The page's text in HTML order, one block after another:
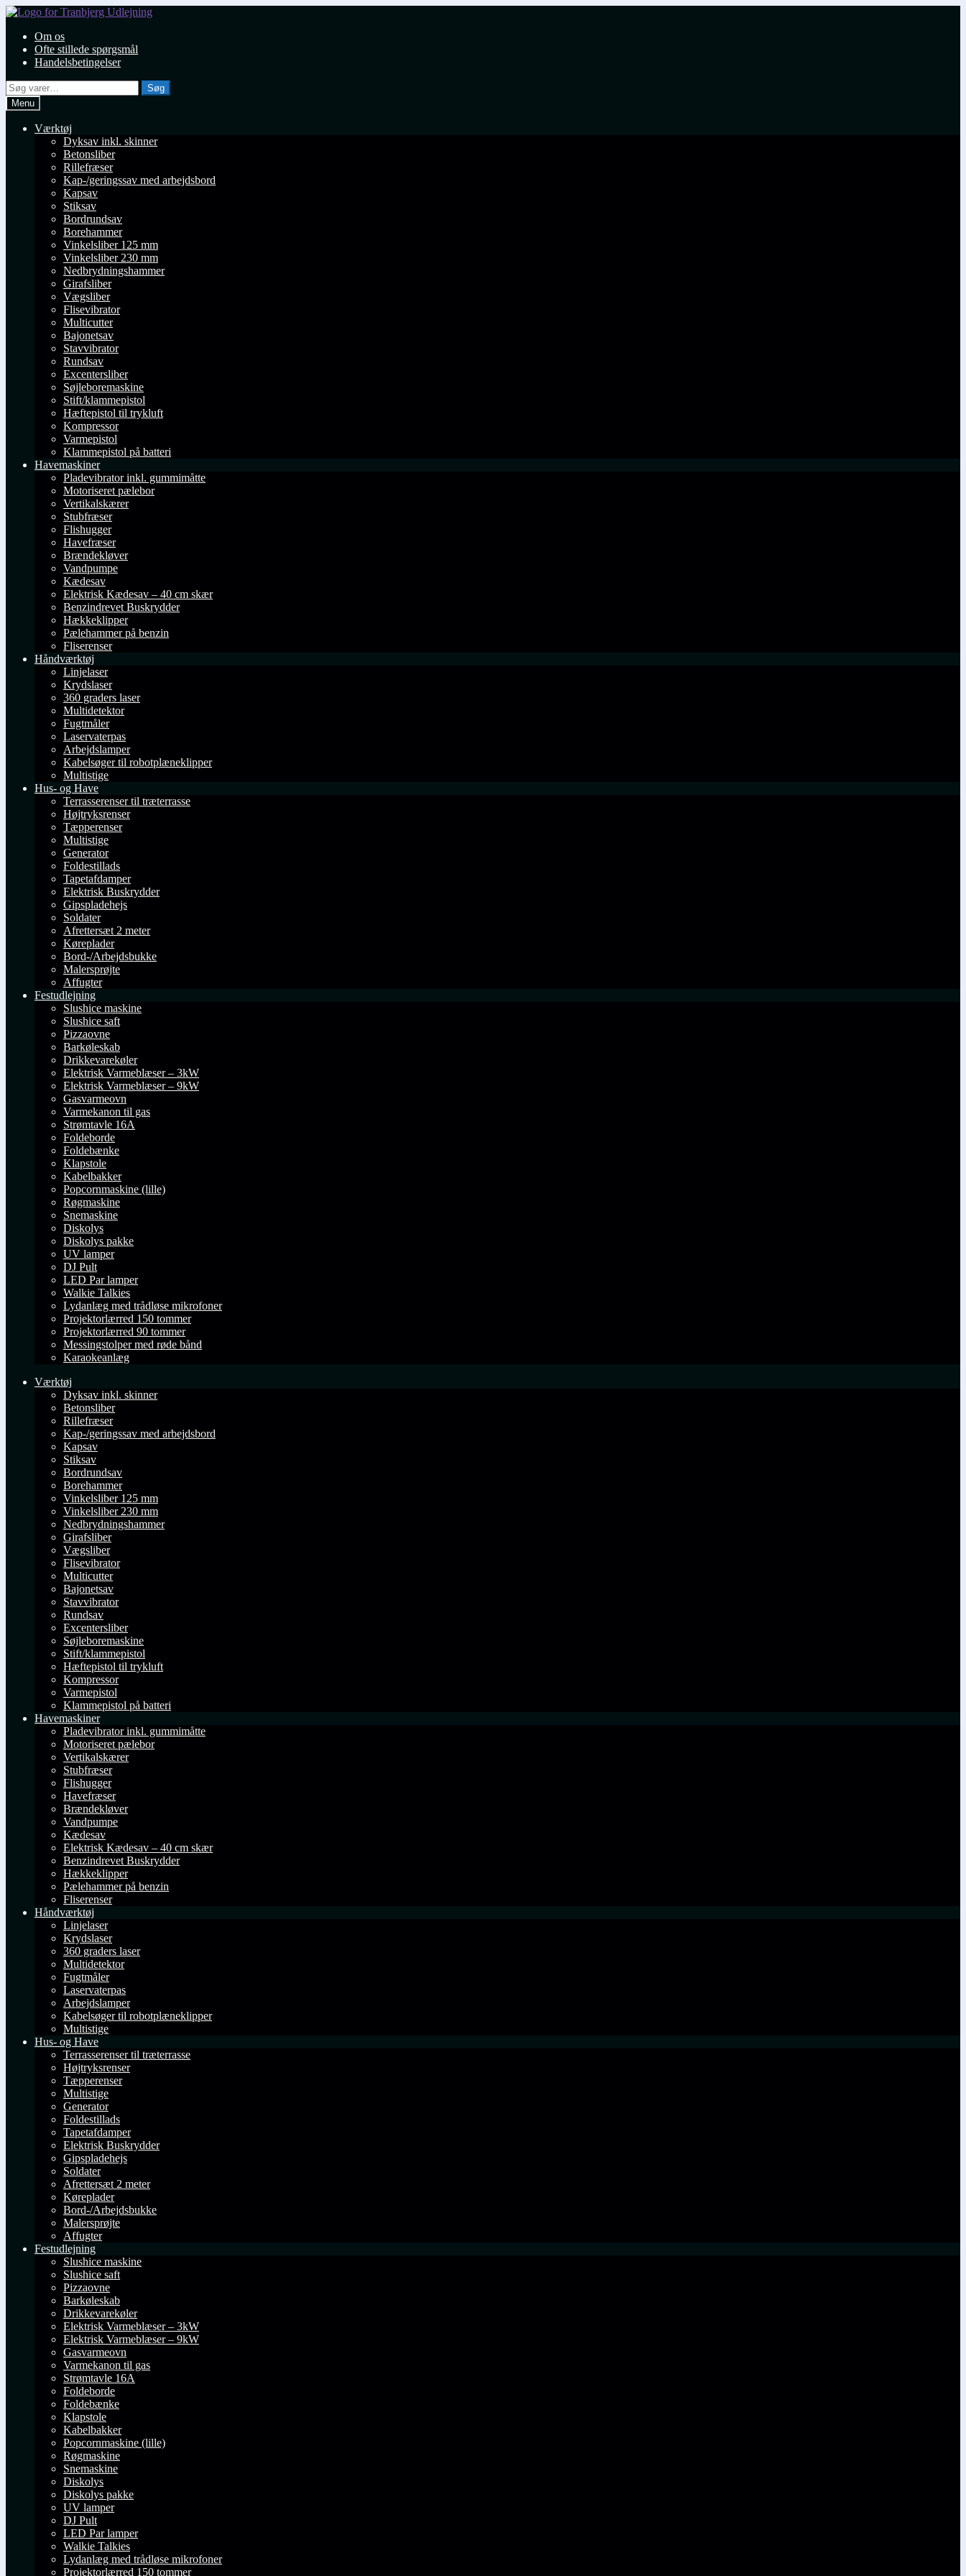
Spring
navigation
Spring
indholdOm os
Ofte stillede spørgsmål
Handelsbetingelser
Søg
efter:
Søg
Menu
Værktøj
Dyksav inkl. skinner
Betonsliber
Rillefræser
Kap-/geringssav med arbejdsbord
Kapsav
Stiksav
Bordrundsav
Borehammer
Vinkelsliber 125 mm
Vinkelsliber 230 mm
Nedbrydningshammer
Girafsliber
Vægsliber
Flisevibrator
Multicutter
Bajonetsav
Stavvibrator
Rundsav
Excentersliber
Søjleboremaskine
Stift/klammepistol
Hæftepistol til trykluft
Kompressor
Varmepistol
Klammepistol på batteri
Havemaskiner
Pladevibrator inkl. gummimåtte
Motoriseret pælebor
Vertikalskærer
Stubfræser
Flishugger
Havefræser
Brændekløver
Vandpumpe
Kædesav
Elektrisk Kædesav – 40 cm skær
Benzindrevet Buskrydder
Hækkeklipper
Pælehammer på benzin
Fliserenser
Håndværktøj
Linjelaser
Krydslaser
360 graders laser
Multidetektor
Fugtmåler
Laservaterpas
Arbejdslamper
Kabelsøger til robotplæneklipper
Multistige
Hus- og Have
Terrasserenser til træterrasse
Højtryksrenser
Tæpperenser
Multistige
Generator
Foldestillads
Tapetafdamper
Elektrisk Buskrydder
Gipspladehejs
Soldater
Afrettersæt 2 meter
Køreplader
Bord-/Arbejdsbukke
Malersprøjte
Affugter
Festudlejning
Slushice maskine
Slushice saft
Pizzaovne
Barkøleskab
Drikkevarekøler
Elektrisk Varmeblæser – 3kW
Elektrisk Varmeblæser – 9kW
Gasvarmeovn
Varmekanon til gas
Strømtavle 16A
Foldeborde
Foldebænke
Klapstole
Kabelbakker
Popcornmaskine (lille)
Røgmaskine
Snemaskine
Diskolys
Diskolys pakke
UV lamper
DJ Pult
LED Par lamper
Walkie Talkies
Lydanlæg med trådløse mikrofoner
Projektorlærred 150 tommer
Projektorlærred 90 tommer
Messingstolper med røde bånd
Karaokeanlæg
Værktøj
Dyksav inkl. skinner
Betonsliber
Rillefræser
Kap-/geringssav med arbejdsbord
Kapsav
Stiksav
Bordrundsav
Borehammer
Vinkelsliber 125 mm
Vinkelsliber 230 mm
Nedbrydningshammer
Girafsliber
Vægsliber
Flisevibrator
Multicutter
Bajonetsav
Stavvibrator
Rundsav
Excentersliber
Søjleboremaskine
Stift/klammepistol
Hæftepistol til trykluft
Kompressor
Varmepistol
Klammepistol på batteri
Havemaskiner
Pladevibrator inkl. gummimåtte
Motoriseret pælebor
Vertikalskærer
Stubfræser
Flishugger
Havefræser
Brændekløver
Vandpumpe
Kædesav
Elektrisk Kædesav – 40 cm skær
Benzindrevet Buskrydder
Hækkeklipper
Pælehammer på benzin
Fliserenser
Håndværktøj
Linjelaser
Krydslaser
360 graders laser
Multidetektor
Fugtmåler
Laservaterpas
Arbejdslamper
Kabelsøger til robotplæneklipper
Multistige
Hus- og Have
Terrasserenser til træterrasse
Højtryksrenser
Tæpperenser
Multistige
Generator
Foldestillads
Tapetafdamper
Elektrisk Buskrydder
Gipspladehejs
Soldater
Afrettersæt 2 meter
Køreplader
Bord-/Arbejdsbukke
Malersprøjte
Affugter
Festudlejning
Slushice maskine
Slushice saft
Pizzaovne
Barkøleskab
Drikkevarekøler
Elektrisk Varmeblæser – 3kW
Elektrisk Varmeblæser – 9kW
Gasvarmeovn
Varmekanon til gas
Strømtavle 16A
Foldeborde
Foldebænke
Klapstole
Kabelbakker
Popcornmaskine (lille)
Røgmaskine
Snemaskine
Diskolys
Diskolys pakke
UV lamper
DJ Pult
LED Par lamper
Walkie Talkies
Lydanlæg med trådløse mikrofoner
Projektorlærred 150 tommer